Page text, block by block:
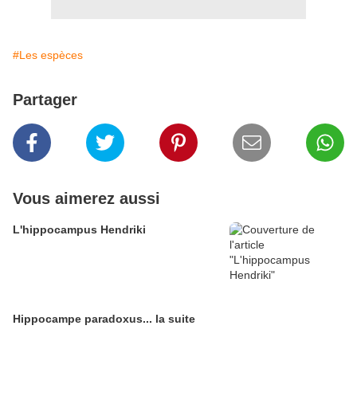
#Les espèces
Partager
Vous aimerez aussi
L'hippocampus Hendriki
Hippocampe paradoxus... la suite